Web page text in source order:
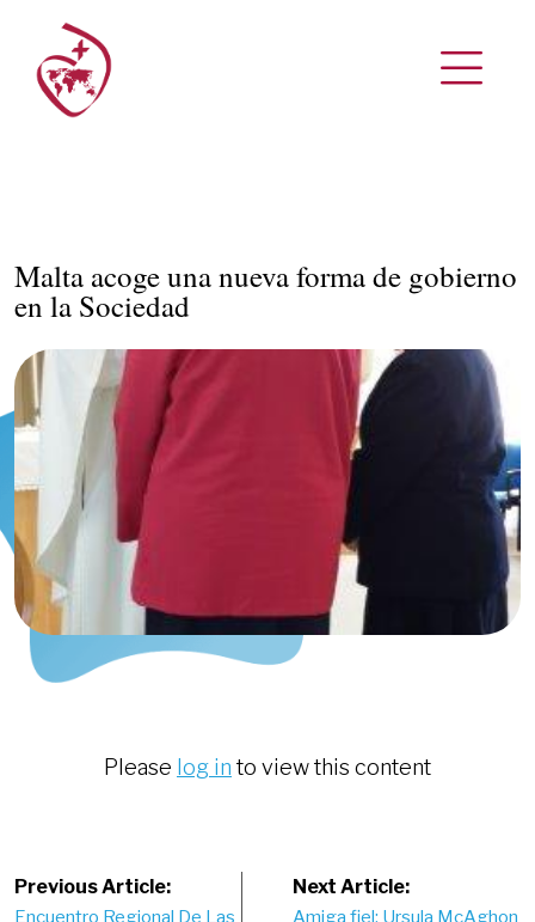
Malta acoge una nueva forma de gobierno
en la Sociedad
Please log in to view this content
Post
Previous Article:
Encuentro Regional De Las
Next Article:
Amiga fiel: Ursula McAghon